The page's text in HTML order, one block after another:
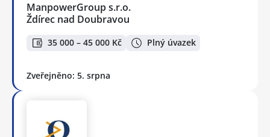
ManpowerGroup s.r.o.
Ždírec nad Doubravou
35 000 – 45 000 Kč Plný úvazek
Zveřejněno: 5. srpna